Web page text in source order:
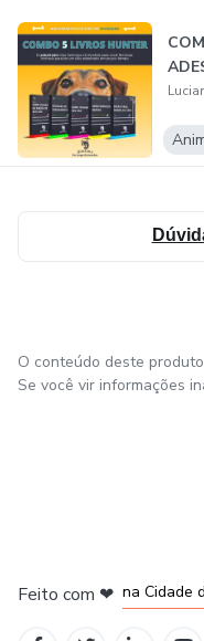
O conteúdo deste
Se você vir informações
Feito com ❤ na Cidade